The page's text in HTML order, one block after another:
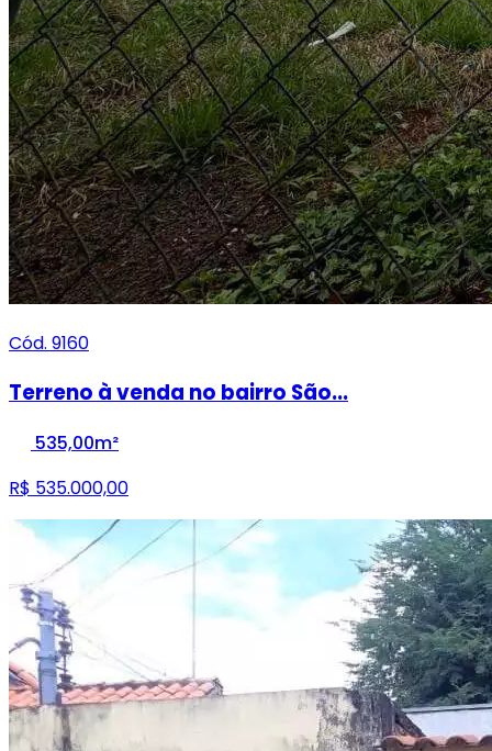
Cód. 9160
Terreno à venda no bairro São...
535,00m²
R$ 535.000,00